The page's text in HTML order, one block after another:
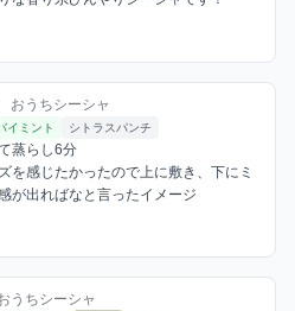
見る
うちシーシャ / 2025年10月19日
おうちシーシャ
バー
イミント シトラスパンチ
蒸らし6分
を感じたかったので上に敷き、下にミ
が出ればなと言ったイメージ
る
ちシーシャ / 2025年10月10日
うちシーシャ
バー